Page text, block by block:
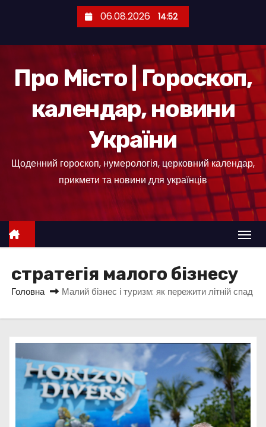
е
06.08.2026 14:52
Про Місто | Гороскоп,
календар, новини
України
Щоденний гороскоп, нумерологія, церковний календар,
прикмети та новини для українців
стратегія малого бізнесу
Головна Малий бізнес і туризм: як пережити літній спад